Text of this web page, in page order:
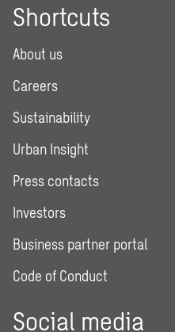
Shortcuts
About us
Careers
Sustainability
Urban Insight
Press contacts
Investors
Business partner portal
Code of Conduct
Social media